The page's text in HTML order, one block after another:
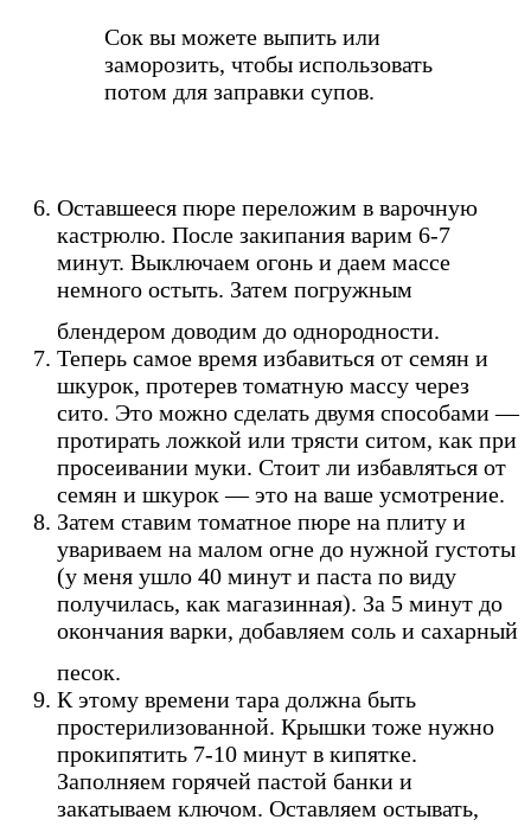
Сок вы можете выпить или
заморозить, чтобы использовать
потом для заправки супов.
Оставшееся пюре переложим в варочную
кастрюлю. После закипания варим 6-7
минут. Выключаем огонь и даем массе
немного остыть. Затем погружным
блендером доводим до однородности.
Теперь самое время избавиться от семян и
шкурок, протерев томатную массу через
сито. Это можно сделать двумя способами —
протирать ложкой или трясти ситом, как при
просеивании муки. Стоит ли избавляться от
семян и шкурок — это на ваше усмотрение.
Затем ставим томатное пюре на плиту и
увариваем на малом огне до нужной густоты
(у меня ушло 40 минут и паста по виду
получилась, как магазинная). За 5 минут до
окончания варки, добавляем соль и сахарный
песок.
К этому времени тара должна быть
простерилизованной. Крышки тоже нужно
прокипятить 7-10 минут в кипятке.
Заполняем горячей пастой банки и
закатываем ключом. Оставляем остывать,